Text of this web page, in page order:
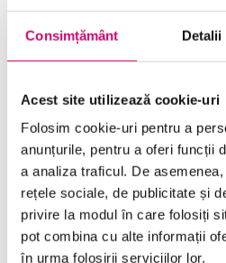
Consimțământ Detalii
Acest site utilizează cookie-uri
Folosim cookie-uri pentru a
anunțurile, pentru a oferi funcții
a analiza traficul. De
rețele sociale, de publicitate și
privire la modul în care folosiți
pot combina cu alte informații
în urma folosirii serviciilor lor.
Categorii de Cursuri
Comunicare
Dezvoltare personală și
Finanțe
Limba Engleză
Management și